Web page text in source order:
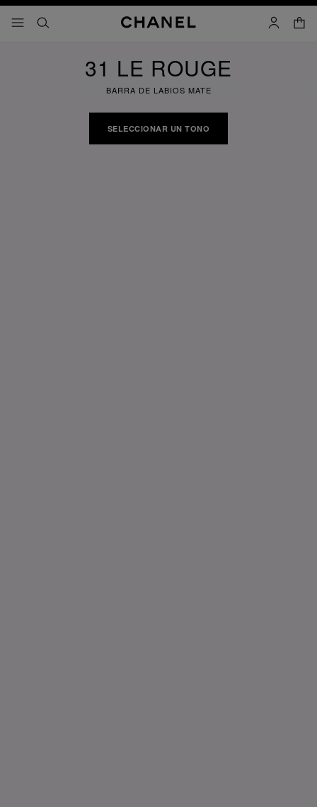
menú - navegación principal
- navegación principal
buscar cuenta
cesta
31 LE ROUGE
BARRA DE LABIOS MATE
SELECCIONAR UN TONO